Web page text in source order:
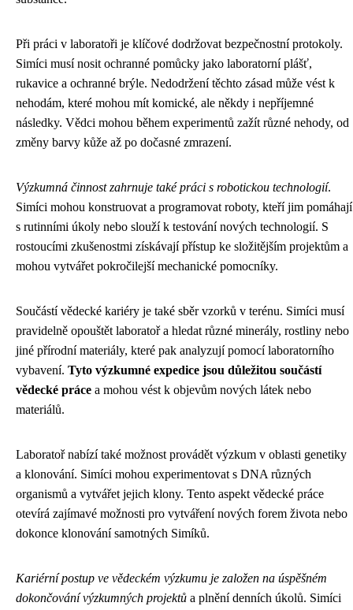
Při práci v laboratoři je klíčové dodržovat bezpečnostní protokoly.
Simíci musí nosit ochranné pomůcky jako laboratorní plášť,
rukavice a ochranné brýle. Nedodržení těchto zásad může vést k
nehodám, které mohou mít komické, ale někdy i nepříjemné
následky. Vědci mohou během experimentů zažít různé nehody, od
změny barvy kůže až po dočasné zmrazení.
Výzkumná činnost zahrnuje také práci s robotickou technologií.
Simíci mohou konstruovat a programovat roboty, kteří jim pomáhají
s rutinními úkoly nebo slouží k testování nových technologií. S
rostoucími zkušenostmi získávají přístup ke složitějším projektům a
mohou vytvářet pokročilejší mechanické pomocníky.
Součástí vědecké kariéry je také sběr vzorků v terénu. Simíci musí
pravidelně opouštět laboratoř a hledat různé minerály, rostliny nebo
jiné přírodní materiály, které pak analyzují pomocí laboratorního
vybavení. Tyto výzkumné expedice jsou důležitou součástí
vědecké práce a mohou vést k objevům nových látek nebo
materiálů.
Laboratoř nabízí také možnost provádět výzkum v oblasti genetiky
a klonování. Simíci mohou experimentovat s DNA různých
organismů a vytvářet jejich klony. Tento aspekt vědecké práce
otevírá zajímavé možnosti pro vytváření nových forem života nebo
dokonce klonování samotných Simíků.
Kariérní postup ve vědeckém výzkumu je založen na úspěšném
dokončování výzkumných projektů a plnění denních úkolů. Simíci